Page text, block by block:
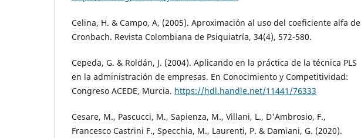
Celina, H. & Campo, A, (2005). Aproximación al uso del coeficiente alfa de
Cronbach. Revista Colombiana de Psiquiatría, 34(4), 572-580.
Cepeda, G. & Roldán, J. (2004). Aplicando en la práctica de la técnica PLS
en la administración de empresas. En Conocimiento y Competitividad:
Congreso ACEDE, Murcia. https://hdl.handle.net/11441/76333
Cesare, M., Pascucci, M., Sapienza, M., Villani, L., D'Ambrosio, F.,
Francesco Castrini F., Specchia, M., Laurenti, P. & Damiani, G. (2020).